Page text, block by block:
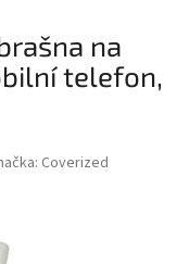
na
telefon,
Coverized